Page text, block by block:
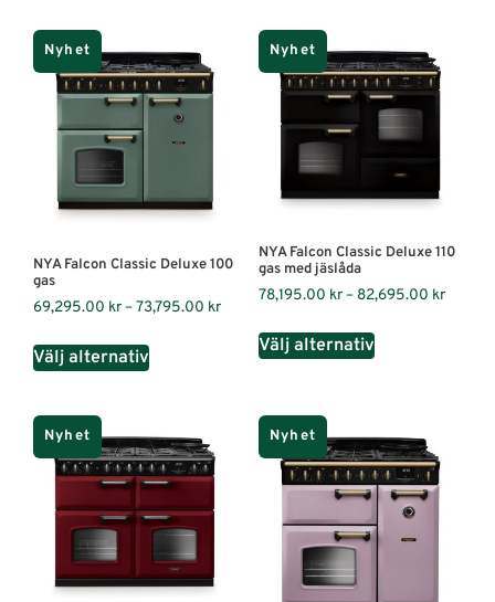
Nyhet
NYA Falcon Classic Deluxe 100
gas
69,295.00 kr–73,795.00 kr
Välj alternativ
Nyhet
NYA Falcon Classic Deluxe 110
gas med jäslåda
78,195.00 kr– 82,695.00 kr
Välj alternativ
Nyhet Nyhet